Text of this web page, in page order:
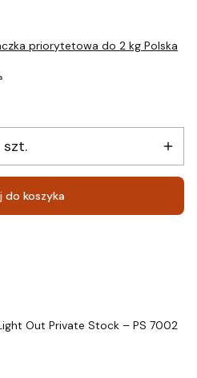
priorytetowa do 2 kg Polska
szt.
do koszyka
Out Private Stock – PS 7002